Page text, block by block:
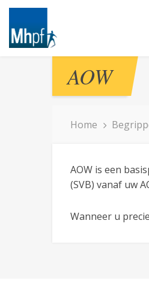
AOW
Home
AOW is een
(SVB) vanaf uw
Wanneer u